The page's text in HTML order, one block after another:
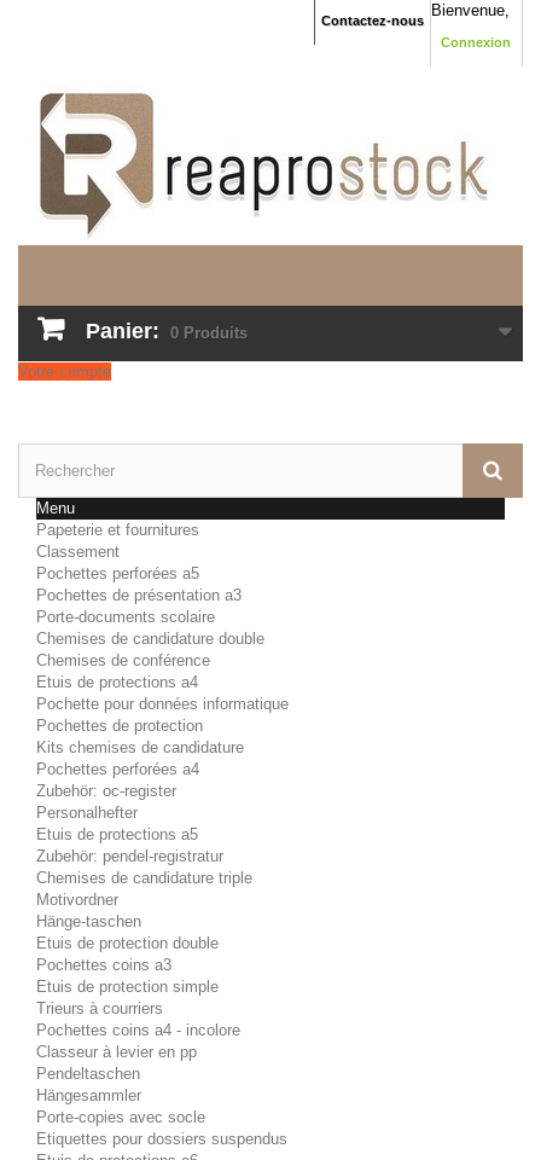
Bienvenue,
Connexion
Contactez-nous
Panier: 0 Produits
Votre compte
Menu
Papeterie et fournitures
Classement
Pochettes perforées a5
Pochettes de présentation a3
Porte-documents scolaire
Chemises de candidature double
Chemises de conférence
Etuis de protections a4
Pochette pour données informatique
Pochettes de protection
Kits chemises de candidature
Pochettes perforées a4
Zubehör: oc-register
Personalhefter
Etuis de protections a5
Zubehör: pendel-registratur
Chemises de candidature triple
Motivordner
Hänge-taschen
Etuis de protection double
Pochettes coins a3
Etuis de protection simple
Trieurs à courriers
Pochettes coins a4 - incolore
Classeur à levier en pp
Pendeltaschen
Hängesammler
Porte-copies avec socle
Etiquettes pour dossiers suspendus